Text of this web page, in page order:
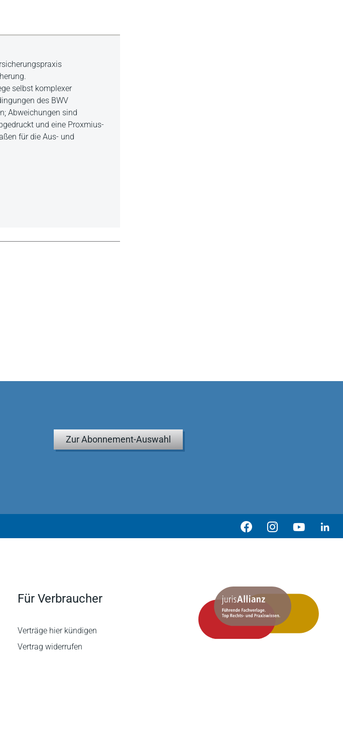
selbst komplexer
des BWV
Abweichungen sind
und eine Proxmius-
für die Aus- und
Zur Abonnement-Auswahl
Für Verbraucher
Verträge hier kündigen
Vertrag widerrufen